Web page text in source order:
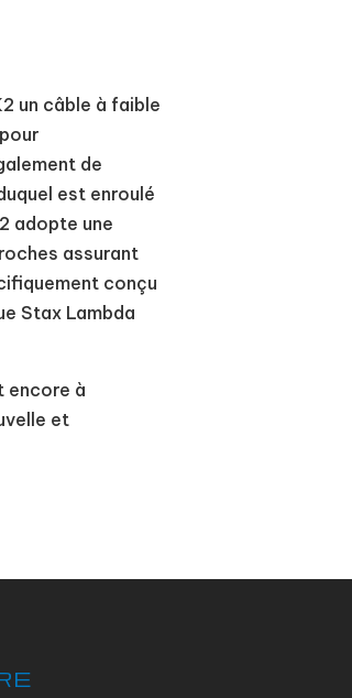
un câble à faible
de
est enroulé
adopte une
assurant
conçu
Stax Lambda
encore à
et